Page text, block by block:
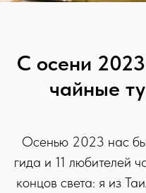
С осени
чайные
Осенью 2023 нас
гида и 11 любителей
концов света: я из